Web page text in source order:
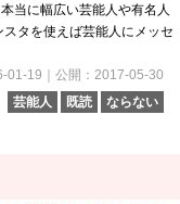
当に幅広い芸能人や有名人
タを使えば芸能人にメッセ
01-19｜公開：2017-05-30
芸能人
既読 ならない